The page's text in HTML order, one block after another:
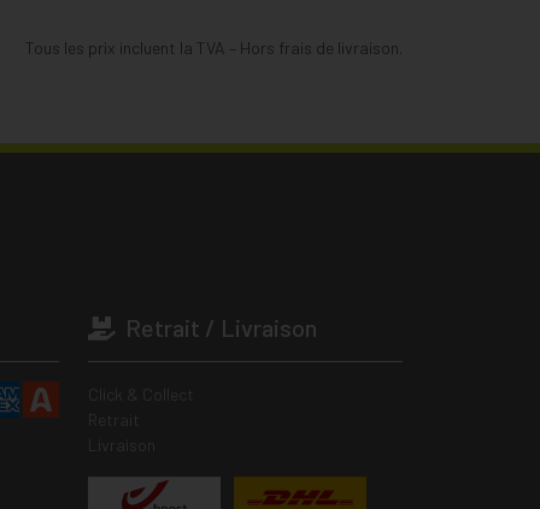
Tous les prix incluent la TVA – Hors frais de livraison.
Retrait / Livraison